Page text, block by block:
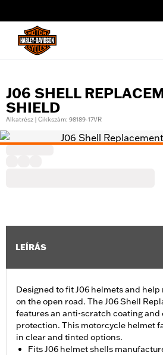
J06 SHELL
SHIELD
Alkatrész | Cikkszám: 98189-17VR
LEÍRÁS
Designed to fit J06 helmets and
on the open road. The J06 Shell
features an anti-scratch coating and
protection. This motorcycle helmet
in clear and tinted options.
Fits J06 helmet shells